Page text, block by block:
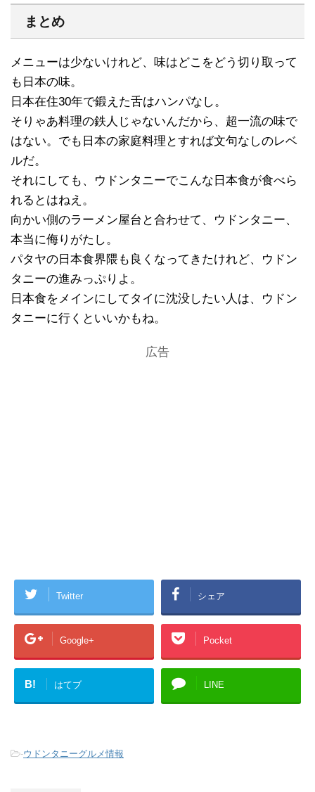
まとめ
メニューは少ないけれど、味はどこをどう切り取って
も日本の味。
日本在住30年で鍛えた舌はハンパなし。
そりゃあ料理の鉄人じゃないんだから、超一流の味で
はない。でも日本の家庭料理とすれば文句なしのレベ
ルだ。
それにしても、ウドンタニーでこんな日本食が食べら
れるとはねえ。
向かい側のラーメン屋台と合わせて、ウドンタニー、
本当に侮りがたし。
パタヤの日本食界隈も良くなってきたけれど、ウドン
タニーの進みっぷりよ。
日本食をメインにしてタイに沈没したい人は、ウドン
タニーに行くといいかもね。
広告
Twitter シェア
Google+ Pocket
B! はてブ LINE
-ウドンタニーグルメ情報